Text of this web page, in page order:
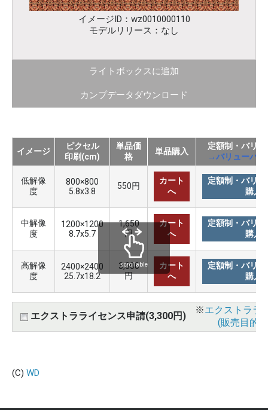
イメージID：wz0010000110
モデルリリース：なし
ライトボックスに追加
カンプデータダウンロード
イメージ
ピクセル
印刷(cm)
単品価
格
単品購入
定額制・バリ
→バリューパッ
低解像
度
800×800
5.8x3.8
550円
カート
へ
定額制・バリ
購入
中解像
度
1200×1200
8.7x5.7
1,650
円
カート
へ
定額制・バリ
購入
高解像
度
2400×2400
25.7x18.2
3,300
円
カート
へ
定額制・バリ
購入
エクストラライセンス申請(3,300円)
※エクストララ
(販売目的
scrollable
(C) WD